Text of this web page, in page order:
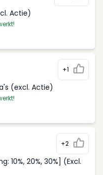
Actie)
+1
(excl. Actie)
+2
10%, 20%, 30%] (Excl.